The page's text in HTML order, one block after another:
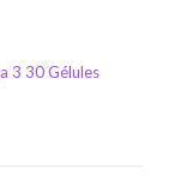
3 30 Gélules